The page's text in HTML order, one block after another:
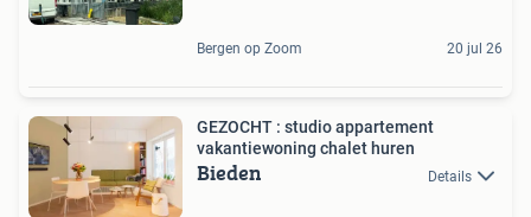
Bergen op Zoom 20 jul 26
GEZOCHT : studio appartement
vakantiewoning chalet huren
Bieden Details